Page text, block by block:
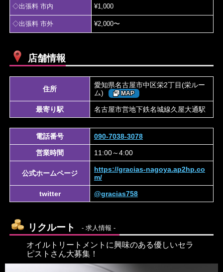
◇出張料 市内 ¥1,000
◇出張料 市外 ¥2,000〜
店舗情報
住所
愛知県名古屋市中区栄2丁目(栄ルー
ム)
MAP
最寄り駅 名古屋市営地下鉄名城線久屋大通駅
電話番号 090-7038-3078
営業時間 11:00～4:00
公式ホームページ
https://gracias-nagoya.ap2hp.co
m/
twitter @gracias758
リクルート - 求人情報 -
オイルトリートメントに興味のある優しいセラ
ピストさん大募集！